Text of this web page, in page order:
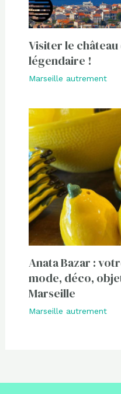
Visiter le
légendaire !
Marseille autrement
Anata Bazar :
mode, déco,
Marseille
Marseille autrement